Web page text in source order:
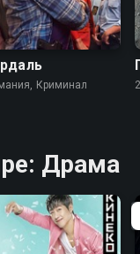
Криминал
Драма